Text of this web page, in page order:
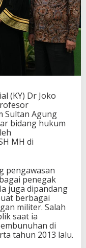
(KY) Dr Joko
Sultan Agung
bidang hukum
MH di
pengawasan
penegak
juga dipandang
berbagai
militer. Salah
saat ia
di
tahun 2013 lalu.